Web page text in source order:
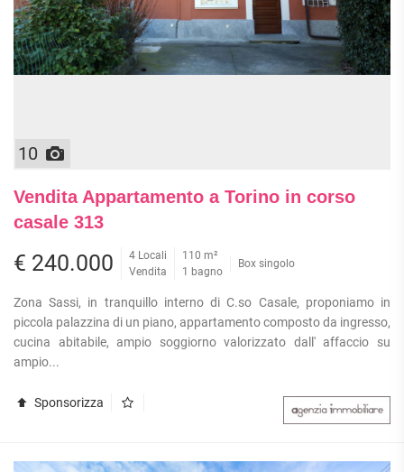
10
Vendita Appartamento a Torino in corso
casale 313
€ 240.000
4 Locali
Vendita
110 m²
1 bagno
Box singolo
Zona Sassi, in tranquillo interno di C.so Casale, proponiamo in
piccola palazzina di un piano, appartamento composto da ingresso,
cucina abitabile, ampio soggiorno valorizzato dall' affaccio su
ampio...
Sponsorizza